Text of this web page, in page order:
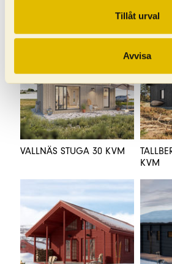
Tillåt urval
Avvisa
VALLNÄS STUGA 30 KVM
KVM